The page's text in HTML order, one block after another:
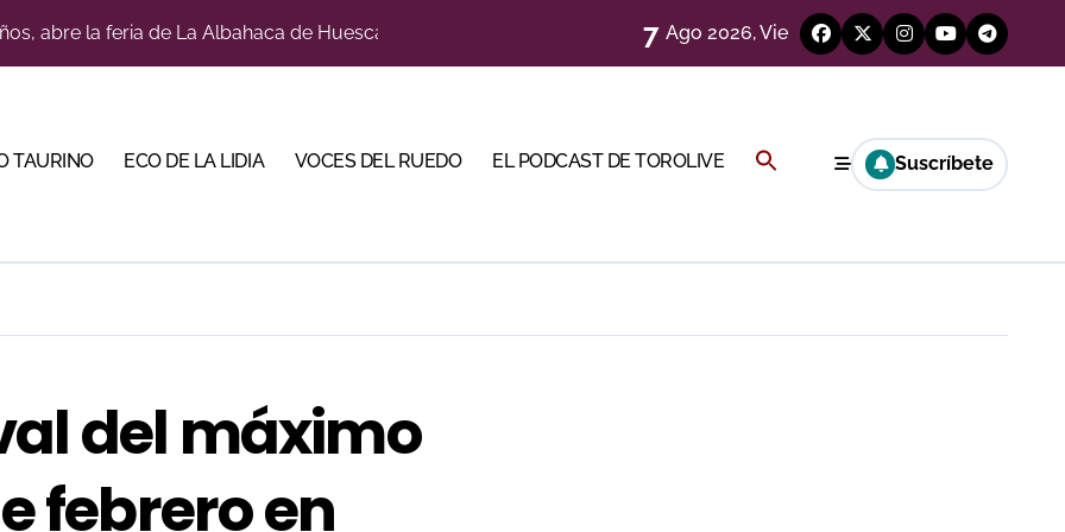
con alicientes y marcado acento torista
su temporada de figura y el palco niega el premio a Roca Rey
cuadro de honor de las Colombinas 2026
abre la corrida de seis rejoneadores en El Puerto de Santa María esta noche
7 Ago 2026, Vie
TAURINO ECO DE LA LIDIA VOCES DEL RUEDO EL PODCAST DE TOROLIVE Buscar: Suscríbete
del máximo
febrero en